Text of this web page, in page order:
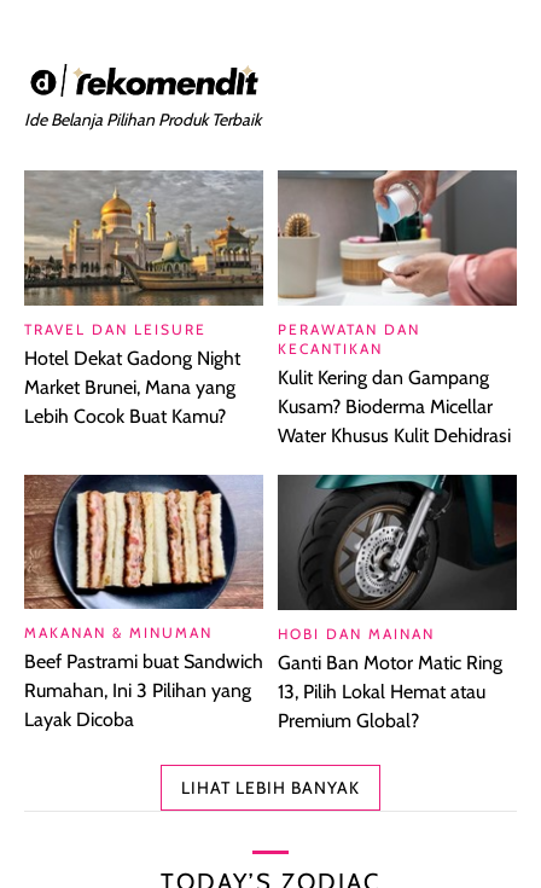
Ide Belanja Pilihan Produk Terbaik
TRAVEL DAN LEISURE
Hotel Dekat Gadong Night
Market Brunei, Mana yang
Lebih Cocok Buat Kamu?
PERAWATAN DAN
KECANTIKAN
Kulit Kering dan Gampang
Kusam? Bioderma Micellar
Water Khusus Kulit Dehidrasi
MAKANAN & MINUMAN
Beef Pastrami buat Sandwich
Rumahan, Ini 3 Pilihan yang
Layak Dicoba
HOBI DAN MAINAN
Ganti Ban Motor Matic Ring
13, Pilih Lokal Hemat atau
Premium Global?
LIHAT LEBIH BANYAK
TODAY’S ZODIAC